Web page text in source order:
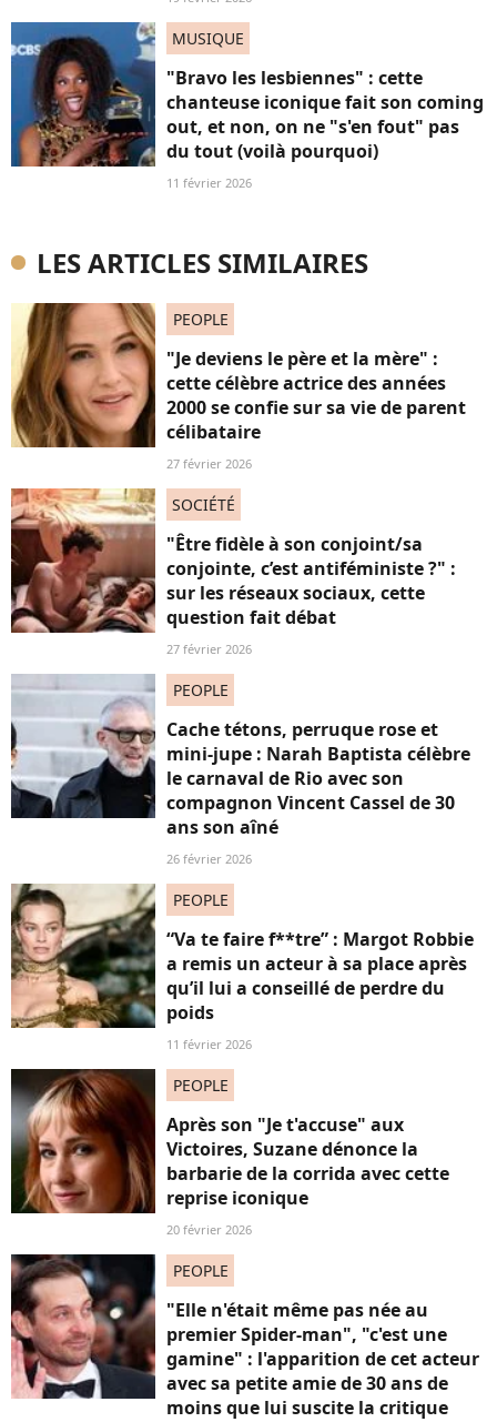
MUSIQUE
"Bravo les lesbiennes" : cette
chanteuse iconique fait son coming
out, et non, on ne "s'en fout" pas
du tout (voilà pourquoi)
11 février 2026
LES ARTICLES SIMILAIRES
PEOPLE
"Je deviens le père et la mère" :
cette célèbre actrice des années
2000 se confie sur sa vie de parent
célibataire
27 février 2026
SOCIÉTÉ
"Être fidèle à son conjoint/sa
conjointe, c’est antiféministe ?" :
sur les réseaux sociaux, cette
question fait débat
27 février 2026
PEOPLE
Cache tétons, perruque rose et
mini-jupe : Narah Baptista célèbre
le carnaval de Rio avec son
compagnon Vincent Cassel de 30
ans son aîné
26 février 2026
PEOPLE
“Va te faire f**tre” : Margot Robbie
a remis un acteur à sa place après
qu’il lui a conseillé de perdre du
poids
11 février 2026
PEOPLE
Après son "Je t'accuse" aux
Victoires, Suzane dénonce la
barbarie de la corrida avec cette
reprise iconique
20 février 2026
PEOPLE
"Elle n'était même pas née au
premier Spider-man", "c'est une
gamine" : l'apparition de cet acteur
avec sa petite amie de 30 ans de
moins que lui suscite la critique